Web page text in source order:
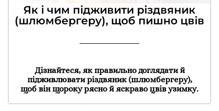
Як і чим підживити різдвяник
(шлюмбергеру), щоб пишно цвів
Дізнайтеся, як правильно доглядати й
підживлювати різдвяник (шлюмбергеру),
щоб він щороку рясно й яскраво цвів узимку.